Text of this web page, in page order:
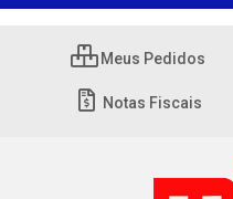
Meus Pedidos
Notas Fiscais